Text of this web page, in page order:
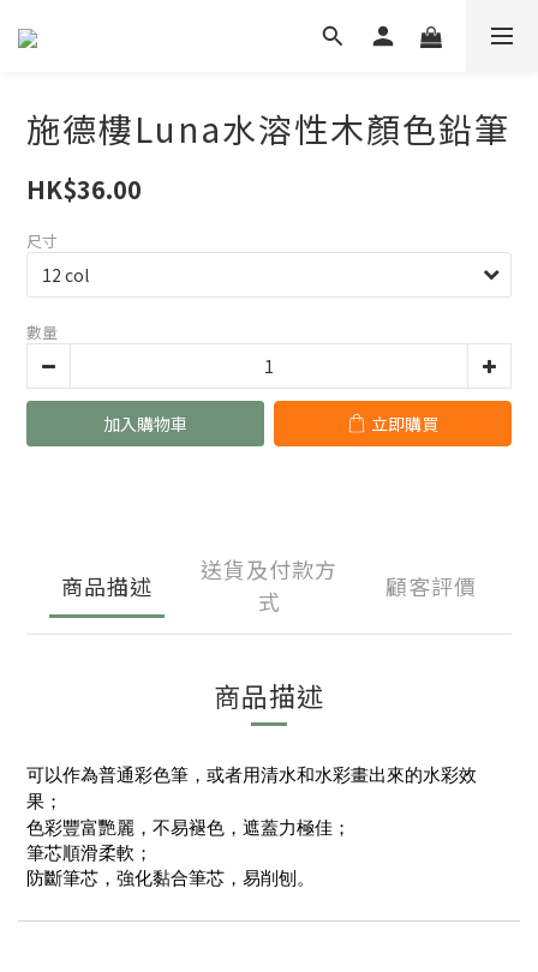
施德樓Luna水溶性木顏色鉛筆
HK$36.00
尺寸
數量
加入購物車 立即購買
商品描述
送貨及付款方
式
顧客評價
商品描述
可以作為普通彩色筆，或者用清水和水彩畫出來的水彩效
果；
色彩豐富艷麗，不易褪色，遮蓋力極佳；
筆芯順滑柔軟；
防斷筆芯，強化黏合筆芯，易削刨。